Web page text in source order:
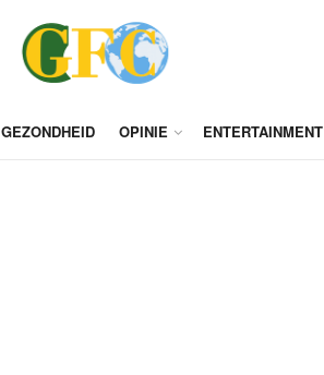
GEZONDHEID OPINIE ENTERTAINMENT